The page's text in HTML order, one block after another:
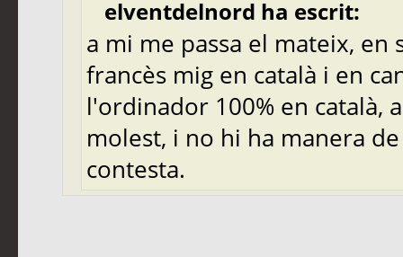
elventdelnord ha escrit:
a mi me passa el mateix,
francès mig en català i en
l'ordinador 100% en català,
molest, i no hi ha manera
contesta.